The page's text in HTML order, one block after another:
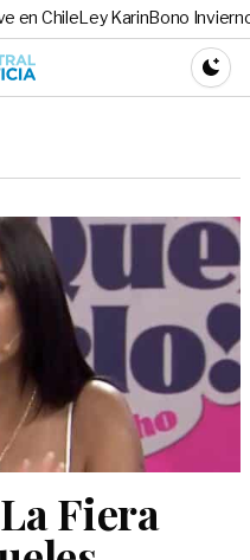
en ChileLey KarinBono
Fiera